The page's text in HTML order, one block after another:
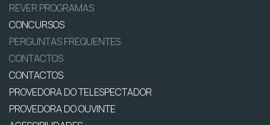
REVER PROGRAMAS
CONCURSOS
PERGUNTAS FREQUENTES
CONTACTOS
CONTACTOS
PROVEDORA DO TELESPECTADOR
PROVEDORA DO OUVINTE